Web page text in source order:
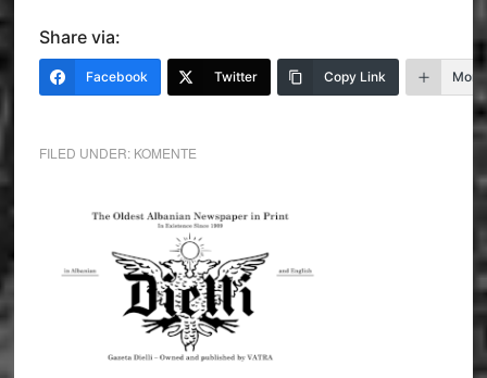
Share via:
Facebook Twitter Copy Link More
FILED UNDER: KOMENTE